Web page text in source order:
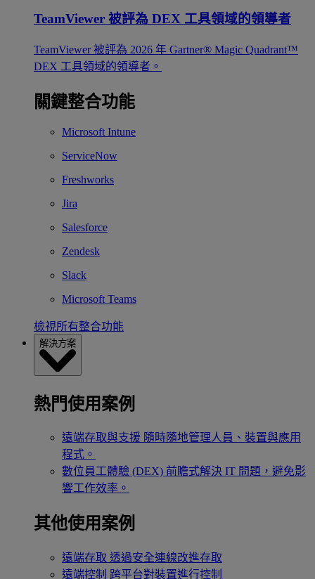
TeamViewer 被評為 DEX 工具領域的領導者
TeamViewer 被評為 2026 年 Gartner® Magic Quadrant™
DEX 工具領域的領導者。
關鍵整合功能
Microsoft Intune
ServiceNow
Freshworks
Jira
Salesforce
Zendesk
Slack
Microsoft Teams
檢視所有整合功能
解決方案
熱門使用案例
遠端存取與支援 隨時隨地管理人員、裝置與應用
程式。
數位員工體驗 (DEX) 前瞻式解決 IT 問題，避免影
響工作效率。
其他使用案例
遠端存取 透過安全連線改進存取
遠端控制 跨平台對裝置進行控制